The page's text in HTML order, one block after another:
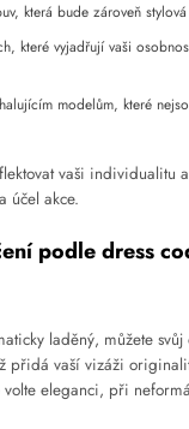
která bude zároveň
které vyjadřují vaši
modelům, které
vaši individualitu
účel akce.
podle dress
laděný, můžete
přidá vaší vizáži
eleganci, při